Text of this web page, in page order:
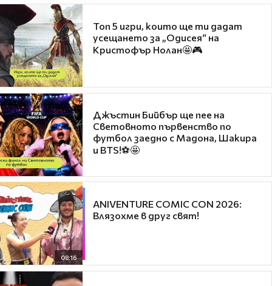
Топ 5 игри, които ще ти дадат
усещането за „Одисея“ на
Кристофър Нолан🤩🎮
Джъстин Бийбър ще пее на
Световното първенство по
футбол заедно с Мадона, Шакира
и BTS!⚽🤩
08:16
ANIVENTURE COMIC CON 2026:
Влязохме в друг свят!